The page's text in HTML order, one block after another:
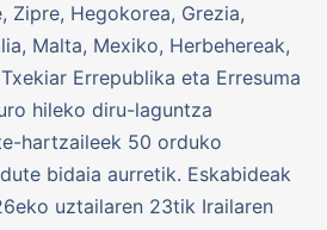
Zipre, Hegokorea, Grezia,
Malta, Mexiko, Herbehereak,
Errepublika eta Erresuma
hileko diru-laguntza
hartzaileek 50 orduko
bidaia aurretik. Eskabideak
uztailaren 23tik Irailaren